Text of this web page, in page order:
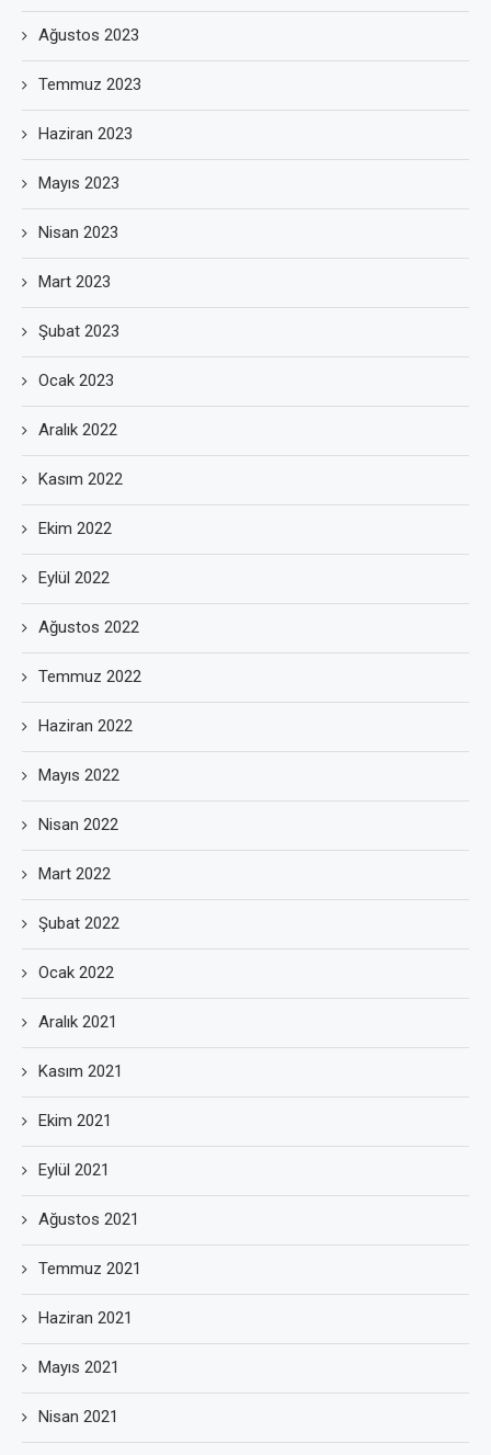
Ağustos 2023
Temmuz 2023
Haziran 2023
Mayıs 2023
Nisan 2023
Mart 2023
Şubat 2023
Ocak 2023
Aralık 2022
Kasım 2022
Ekim 2022
Eylül 2022
Ağustos 2022
Temmuz 2022
Haziran 2022
Mayıs 2022
Nisan 2022
Mart 2022
Şubat 2022
Ocak 2022
Aralık 2021
Kasım 2021
Ekim 2021
Eylül 2021
Ağustos 2021
Temmuz 2021
Haziran 2021
Mayıs 2021
Nisan 2021